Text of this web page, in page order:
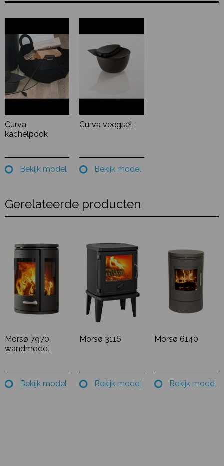
Curva
kachelpook
Bekijk model
Curva veegset
Bekijk model
Gerelateerde producten
Morsø 7970
wandmodel
Bekijk model
Morsø 3116
Bekijk model
Morsø 6140
Bekijk model